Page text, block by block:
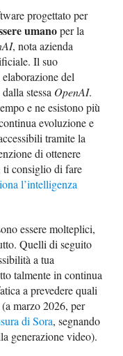
progettato per
umanoper la
, nota azienda
Il suo
del
stessa OpenAI.
e ne esistono più
evoluzione e
tramite la
di ottenere
ti consiglio di fare
l’intelligenza
essere molteplici,
Quelli di seguito
a tua
talmente in continua
a prevedere quali
marzo 2026, per
di Sora, segnando
generazione video).